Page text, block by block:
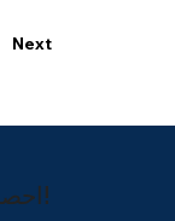
Next
احصل على عرض سعر سريع!